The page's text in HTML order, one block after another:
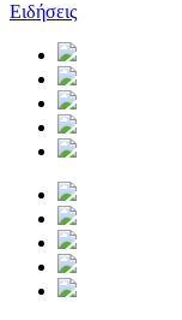
Ειδήσεις